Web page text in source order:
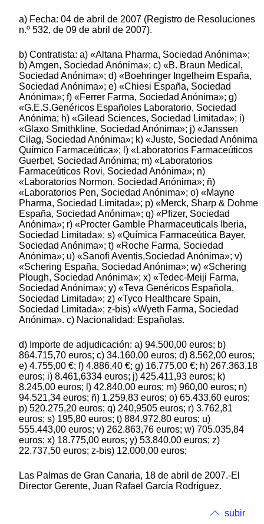
a) Fecha: 04 de abril de 2007 (Registro de Resoluciones
n.º 532, de 09 de abril de 2007).
b) Contratista: a) «Altana Pharma, Sociedad Anónima»;
b) Amgen, Sociedad Anónima»; c) «B. Braun Medical,
Sociedad Anónima»; d) «Boehringer Ingelheim España,
Sociedad Anónima»; e) «Chiesi España, Sociedad
Anónima»; f) «Ferrer Farma, Sociedad Anónima»; g)
«G.E.S.Genéricos Españoles Laboratorio, Sociedad
Anónima; h) «Gilead Sciences, Sociedad Limitada»; i)
«Glaxo Smithkline, Sociedad Anónima»; j) «Janssen
Cilag, Sociedad Anónima»; k) «Juste, Sociedad Anónima
Químico Farmaceútica»; l) «Laboratorios Farmaceúticos
Guerbet, Sociedad Anónima; m) «Laboratorios
Farmaceúticos Rovi, Sociedad Anónima»; n)
«Laboratorios Normon, Sociedad Anónima»; ñ)
«Laboratorios Pen, Sociedad Anónima»; o) «Mayne
Pharma, Sociedad Limitada»; p) «Merck, Sharp & Dohme
España, Sociedad Anónima»; q) «Pfizer, Sociedad
Anónima»; r) «Procter Gamble Pharmaceuticals Iberia,
Sociedad Limitada»; s) «Química Farmaceútica Bayer,
Sociedad Anónima»; t) «Roche Farma, Sociedad
Anónima»; u) «Sanofi Aventis,Sociedad Anónima»; v)
«Schering España, Sociedad Anónima»; w) «Schering
Plough, Sociedad Anónima»; x) «Tedec-Meiji Farma,
Sociedad Anónima»; y) «Teva Genéricos Española,
Sociedad Limitada»; z) «Tyco Healthcare Spain,
Sociedad Limitada»; z-bis) «Wyeth Farma, Sociedad
Anónima». c) Nacionalidad: Españolas.
d) Importe de adjudicación: a) 94.500,00 euros; b)
864.715,70 euros; c) 34.160,00 euros; d) 8.562,00 euros;
e) 4.755,00 €; f) 4.886,40 €; g) 16.775,00 €; h) 267.363,18
euros; i) 8.461,6334 euros; j) 425.411,93 euros; k)
8.245,00 euros; l) 42.840,00 euros; m) 960,00 euros; n)
94.521,34 euros; ñ) 1.259,83 euros; o) 65.433,60 euros;
p) 520.275,20 euros; q) 240,9505 euros; r) 3.762,81
euros; s) 195,80 euros; t) 884.972,80 euros; u)
555.443,00 euros; v) 262.863,76 euros; w) 705.035,84
euros; x) 18.775,00 euros; y) 53.840,00 euros; z)
22.737,50 euros; z-bis) 12.000,00 euros;
Las Palmas de Gran Canaria, 18 de abril de 2007.-El
Director Gerente, Juan Rafael García Rodríguez.
subir